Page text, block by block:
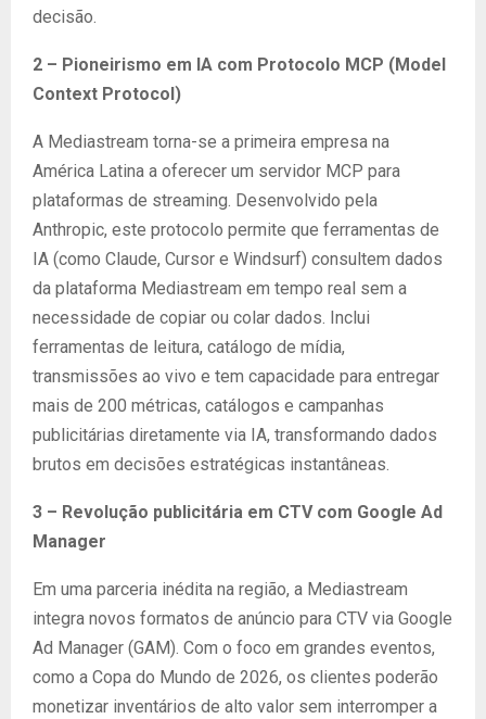
decisão.
2 – Pioneirismo em IA com Protocolo MCP (Model
Context Protocol)
A Mediastream torna-se a primeira empresa na
América Latina a oferecer um servidor MCP para
plataformas de streaming. Desenvolvido pela
Anthropic, este protocolo permite que ferramentas de
IA (como Claude, Cursor e Windsurf) consultem dados
da plataforma Mediastream em tempo real sem a
necessidade de copiar ou colar dados. Inclui
ferramentas de leitura, catálogo de mídia,
transmissões ao vivo e tem capacidade para entregar
mais de 200 métricas, catálogos e campanhas
publicitárias diretamente via IA, transformando dados
brutos em decisões estratégicas instantâneas.
3 – Revolução publicitária em CTV com Google Ad
Manager
Em uma parceria inédita na região, a Mediastream
integra novos formatos de anúncio para CTV via Google
Ad Manager (GAM). Com o foco em grandes eventos,
como a Copa do Mundo de 2026, os clientes poderão
monetizar inventários de alto valor sem interromper a